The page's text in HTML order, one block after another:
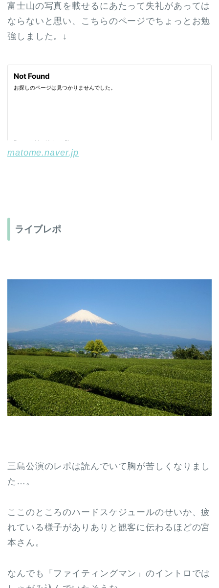
富士山の写真を載せるにあたって失礼があっては
ならないと思い、こちらのページでちょっとお勉
強しました。↓
matome.naver.jp
ライブレポ
三島公演のレポは読んでいて胸が苦しくなりまし
た…。
ここのところのハードスケジュールのせいか、疲
れている様子がありありと観客に伝わるほどの宮
本さん。
なんでも「ファイティングマン」のイントロでは